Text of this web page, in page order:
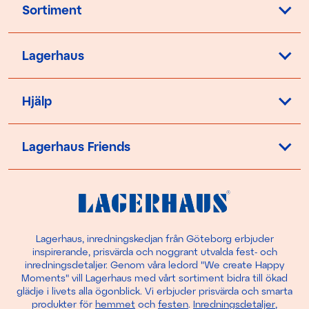
Sortiment
Lagerhaus
Hjälp
Lagerhaus Friends
Lagerhaus, inredningskedjan från Göteborg erbjuder
inspirerande, prisvärda och noggrant utvalda fest- och
inredningsdetaljer. Genom våra ledord "We create Happy
Moments" vill Lagerhaus med vårt sortiment bidra till ökad
glädje i livets alla ögonblick. Vi erbjuder prisvärda och smarta
produkter för hemmet och festen. Inredningsdetaljer,